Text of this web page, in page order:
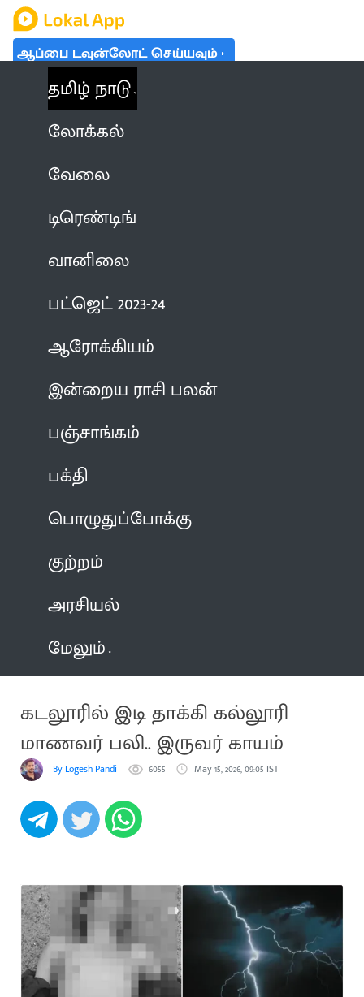
ஆப்பை டவுன்லோட் செய்யவும்
தமிழ் நாடு
லோக்கல்
வேலை
டிரெண்டிங்
வானிலை
பட்ஜெட் 2023-24
ஆரோக்கியம்
இன்றைய ராசி பலன்
பஞ்சாங்கம்
பக்தி
பொழுதுப்போக்கு
குற்றம்
அரசியல்
மேலும்
கடலூரில் இடி தாக்கி கல்லூரி
மாணவர் பலி.. இருவர் காயம்
By Logesh Pandi 6055 May 15, 2026, 09:05 IST